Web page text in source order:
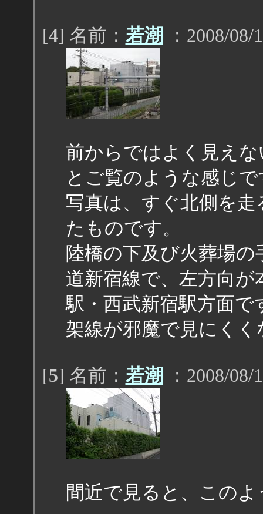
[4] 名前： 若潮 ：2008/
前からではよく見え
とご覧のような感じで
写真は、すぐ北側を
たものです。
陸橋の下及び火葬場
道新宿線で、左方向が
駅・西武新宿駅方面で
架線が邪魔で見にく
[5] 名前： 若潮 ：2008/
間近で見ると、この